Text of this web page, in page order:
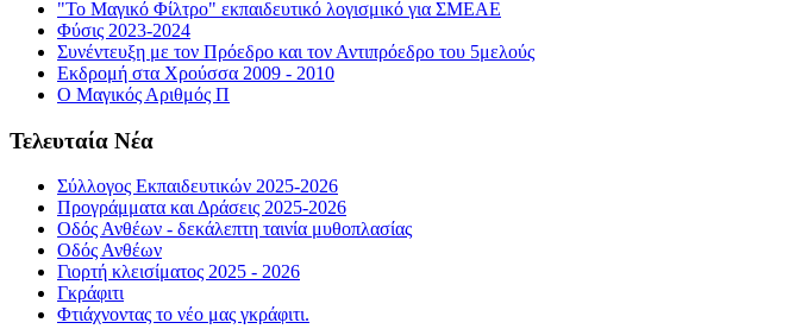
"Το Μαγικό Φίλτρο" εκπαιδευτικό λογισμικό για ΣΜΕΑΕ
Φύσις 2023-2024
Συνέντευξη με τον Πρόεδρο και τον Αντιπρόεδρο του 5μελούς
Εκδρομή στα Χρούσσα 2009 - 2010
Ο Μαγικός Αριθμός Π
Τελευταία Νέα
Σύλλογος Εκπαιδευτικών 2025-2026
Προγράμματα και Δράσεις 2025-2026
Οδός Ανθέων - δεκάλεπτη ταινία μυθοπλασίας
Οδός Ανθέων
Γιορτή κλεισίματος 2025 - 2026
Γκράφιτι
Φτιάχνοντας το νέο μας γκράφιτι.